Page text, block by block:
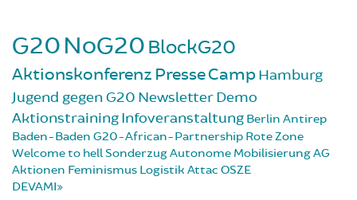
G20NoG20 BlockG20
Aktionskonferenz PresseCampHamburg
Jugend gegen G20 NewsletterDemo
AktionstrainingInfoveranstaltung Berlin Antirep
Baden-Baden G20-African-Partnership Rote Zone
Welcome to hellSonderzugAutonome MobilisierungAG
Aktionen Feminismus Logistik Attac OSZE
DEVAMI